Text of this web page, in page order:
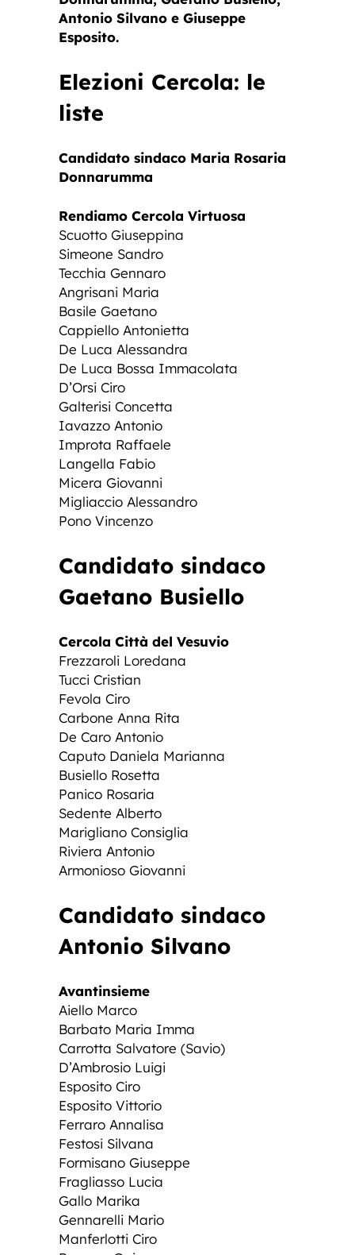
Antonio Silvano e Giuseppe
Esposito.
Elezioni Cercola: le
liste
Candidato sindaco Maria Rosaria
Donnarumma
Rendiamo Cercola Virtuosa
Scuotto Giuseppina
Simeone Sandro
Tecchia Gennaro
Angrisani Maria
Basile Gaetano
Cappiello Antonietta
De Luca Alessandra
De Luca Bossa Immacolata
D’Orsi Ciro
Galterisi Concetta
Iavazzo Antonio
Improta Raffaele
Langella Fabio
Micera Giovanni
Migliaccio Alessandro
Pono Vincenzo
Candidato sindaco
Gaetano Busiello
Cercola Città del Vesuvio
Frezzaroli Loredana
Tucci Cristian
Fevola Ciro
Carbone Anna Rita
De Caro Antonio
Caputo Daniela Marianna
Busiello Rosetta
Panico Rosaria
Sedente Alberto
Marigliano Consiglia
Riviera Antonio
Armonioso Giovanni
Candidato sindaco
Antonio Silvano
Avantinsieme
Aiello Marco
Barbato Maria Imma
Carrotta Salvatore (Savio)
D’Ambrosio Luigi
Esposito Ciro
Esposito Vittorio
Ferraro Annalisa
Festosi Silvana
Formisano Giuseppe
Fragliasso Lucia
Gallo Marika
Gennarelli Mario
Manferlotti Ciro